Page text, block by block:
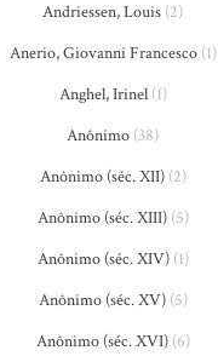
Andriessen, Louis (2)
Anerio, Giovanni Francesco(1)
Anghel, Irinel(1)
Anônimo (38)
Anônimo (séc. XII)(2)
Anônimo (séc. XIII)(5)
Anônimo (séc. XIV)(1)
Anônimo (séc. XV)(5)
Anônimo (séc. XVI)(6)